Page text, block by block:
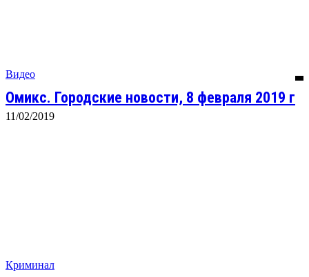
Видео
Омикс. Городские новости, 8 февраля 2019 г
11/02/2019
Криминал